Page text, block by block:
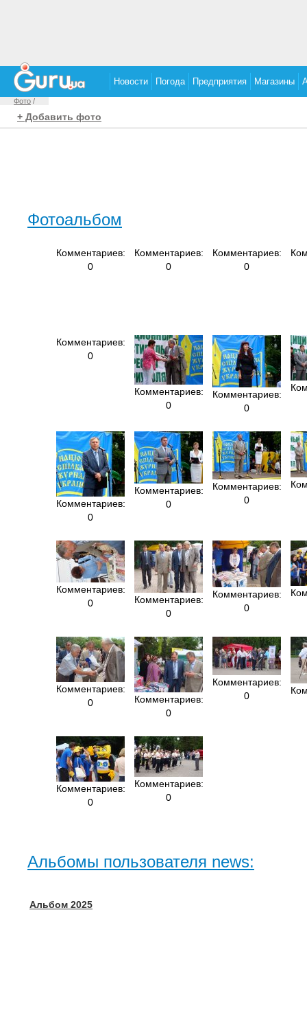
Новости Погода Предприятия Магазины
Фото /
+ Добавить фото
Фотоальбом
Комментариев:
0
Комментариев:
0
Комментариев:
0
Комментариев:
0
Комментариев:
0
Комментариев:
0
Комментариев:
0
Комментариев:
0
Комментариев:
0
Комментариев:
0
Комментариев:
0
Комментариев:
0
Комментариев:
0
Комментариев:
0
Комментариев:
0
Комментариев:
0
Комментариев:
0
Альбомы пользователя news:
Альбом 2025